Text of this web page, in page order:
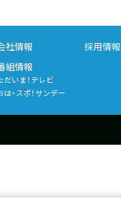
社情報 採用情報
組情報
だいま！テレビ
は・スポ！サンデー